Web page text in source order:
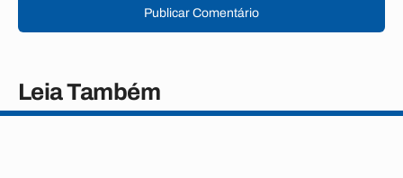
Publicar Comentário
Leia Também